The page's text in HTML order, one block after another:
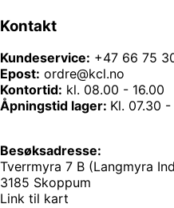
Kontakt
Kundeservice: +47 66 75
Epost: ordre@kcl.no
Kontortid: kl. 08.00 - 16.00
Åpningstid lager: Kl. 07.30 -
Besøksadresse:
Tverrmyra 7 B (Langmyra
3185 Skoppum
Link til kart